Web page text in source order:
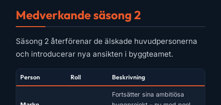
Medverkande säsong 2
Säsong 2 återförenar de älskade huvudpersonerna
och introducerar nya ansikten i byggteamet.
Person Roll Beskrivning
Fortsätter sina ambitiösa